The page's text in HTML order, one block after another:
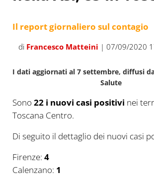
Il report giornaliero sul contagio
di Francesco Matteini | 07/09/2020
I dati aggiornati al 7 settembre, diffusi
Salute
Sono 22 i nuovi casi positivi nei
Toscana Centro.
Di seguito il dettaglio dei nuovi casi
Firenze: 4
Calenzano: 1